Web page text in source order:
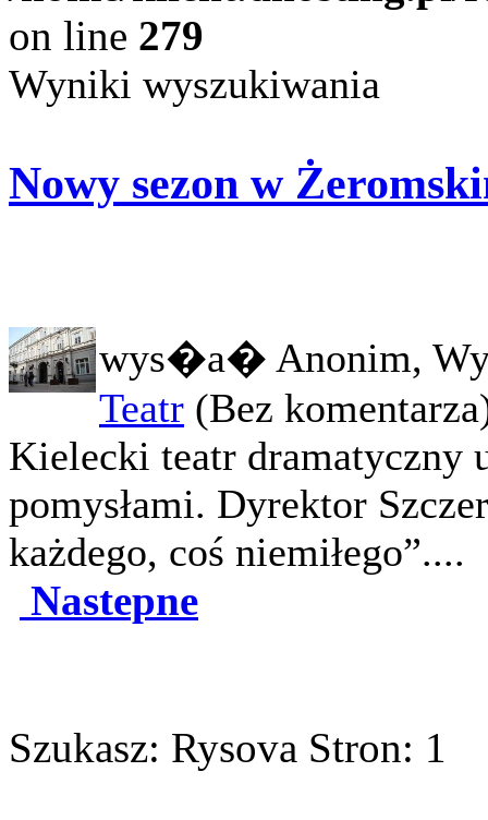
on line 279
Wyniki wyszukiwania
Nowy sezon w
wys�a� Anonim,
Teatr (Bez
Kielecki teatr dramatyczny
pomysłami. Dyrektor
każdego, coś niemiłego”....
Nastepne
Szukasz: Rysova Stron: 1